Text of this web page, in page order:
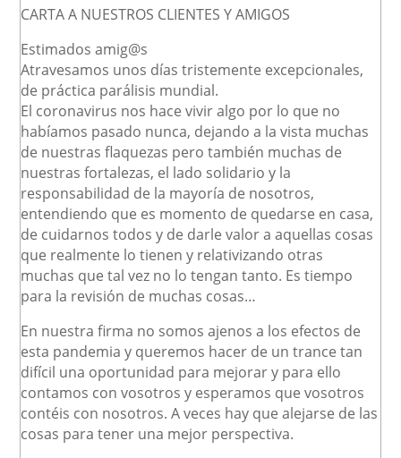
CARTA A NUESTROS CLIENTES Y AMIGOS
Estimados amig@s
Atravesamos unos días tristemente excepcionales,
de práctica parálisis mundial.
El coronavirus nos hace vivir algo por lo que no
habíamos pasado nunca, dejando a la vista muchas
de nuestras flaquezas pero también muchas de
nuestras fortalezas, el lado solidario y la
responsabilidad de la mayoría de nosotros,
entendiendo que es momento de quedarse en casa,
de cuidarnos todos y de darle valor a aquellas cosas
que realmente lo tienen y relativizando otras
muchas que tal vez no lo tengan tanto. Es tiempo
para la revisión de muchas cosas…
En nuestra firma no somos ajenos a los efectos de
esta pandemia y queremos hacer de un trance tan
difícil una oportunidad para mejorar y para ello
contamos con vosotros y esperamos que vosotros
contéis con nosotros. A veces hay que alejarse de las
cosas para tener una mejor perspectiva.